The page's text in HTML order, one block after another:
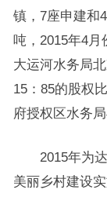
镇，7座申建和
吨，2015年4月
大运河水务局
15：85的股权
府授权区水务
2015年为达
美丽乡村建设